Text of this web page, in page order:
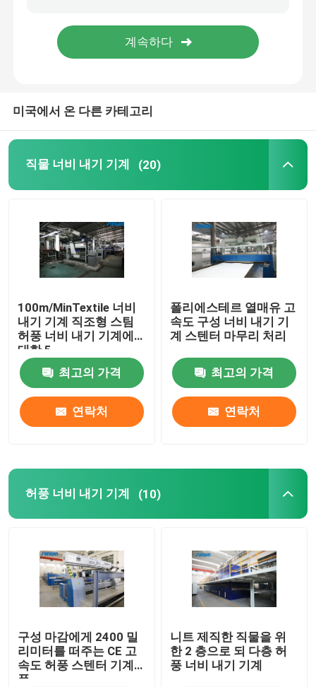
직물 건조 기계
텐터 프레임 기계
나염기
건조 기계를 쓰러뜨리세요
스텐터 완료기
드라이어 기계를 완화시키세요
미국에서 온 다른 카테고리
직물 너비 내기 기계 (20)
100m/MinTextile 너비
내기 기계 직조형 스팀
허풍 너비 내기 기계에
대한 5
최고의 가격
연락처
폴리에스테르 열매유 고
속도 구성 너비 내기 기
계 스텐터 마무리 처리
최고의 가격
연락처
허풍 너비 내기 기계 (10)
구성 마감에게 2400 밀
리미터를 떠주는 CE 고
속도 허풍 스텐터 기계
폭
니트 제직한 직물을 위
한 2 층으로 되 다층 허
풍 너비 내기 기계